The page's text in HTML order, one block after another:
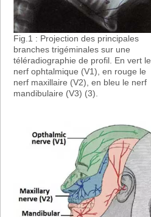
Fig.1 : Projection des principales
branches trigéminales sur une
téléradiographie de profil. En vert le
nerf ophtalmique (V1), en rouge le
nerf maxillaire (V2), en bleu le nerf
mandibulaire (V3) (3).